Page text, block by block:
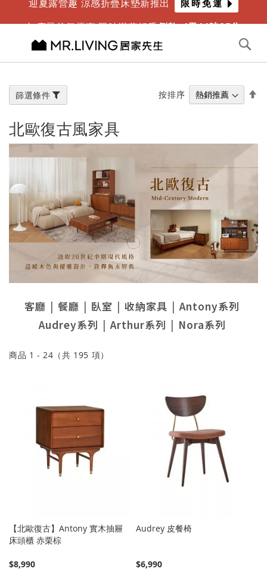
迎夏露營趣 涼感折疊床墊新推出 限時免運
內
容
北歐復古風家具
客廳 餐廳 臥室 收納家具
Antony系列
Audrey系列
Arthur系列 Nora系列
商品 1 -24 （共 195 項）
按排序
【北歐復古】Antony 實木抽屜
床頭櫃 赤栗棕
$8,990
Audrey 皮餐椅
$6,990
篩選條件